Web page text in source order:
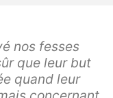
nos fesses
que leur but
quand leur